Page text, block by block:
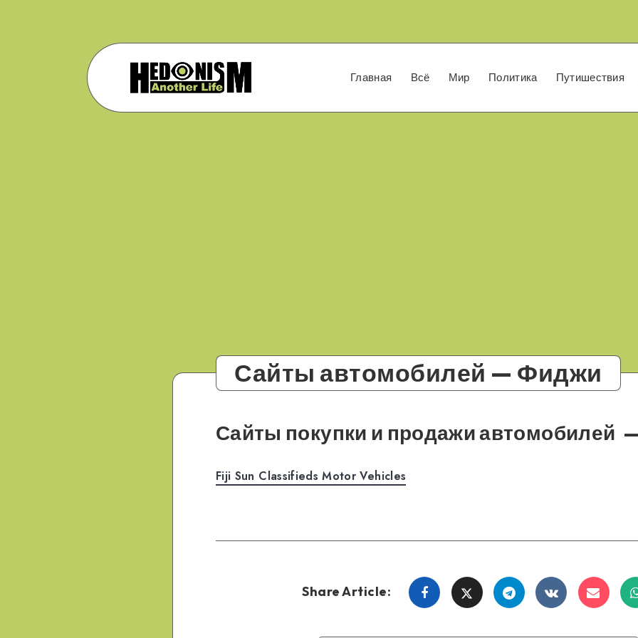
Главная Всё Мир Политика Путишествия
Сайты автомобилей — Фиджи
Сайты покупки и продажи автомобилей
Fiji Sun Classifieds Motor Vehicles
Share Article:
Share
Share Share Share Share